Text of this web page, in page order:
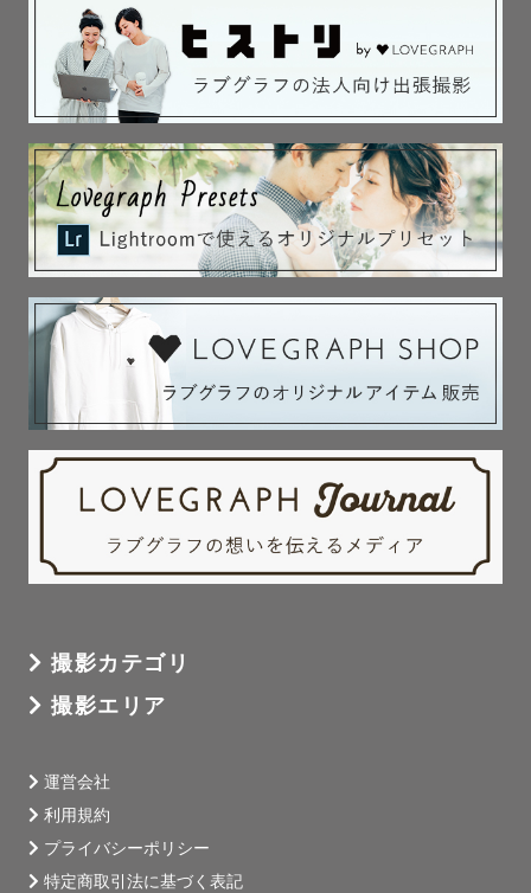
カメラマンネームあやまるの由来。
名前があやで雰囲気や体型が(笑)丸いので
「あやまる」という名前にしました。
外出先でよく道を尋ねられるほど、親しみやすい見た目を
気軽にあやさんと呼んでください♡
最後までお読みいただき、ありがとうございます。
皆さまとお会いできる日を心よりお待ちしております🌈🌻
撮影カテゴリ
撮影エリア
運営会社
利用規約
プライバシーポリシー
特定商取引法に基づく表記